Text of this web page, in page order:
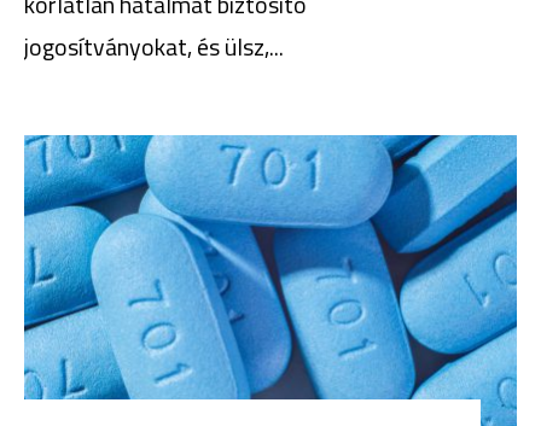
jogosítványokat, és ülsz,...